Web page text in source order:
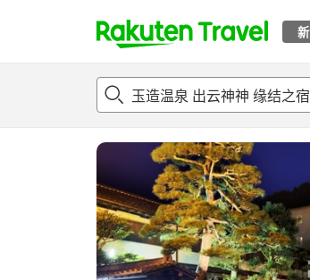
新
t
p
a
e
_
s
e
a
r
概况 客房及住宿套餐评论设施